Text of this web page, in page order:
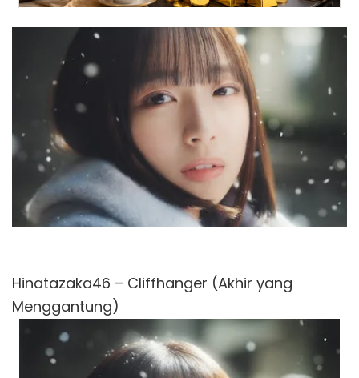
Hinatazaka46 – Cliffhanger (Akhir yang
Menggantung)